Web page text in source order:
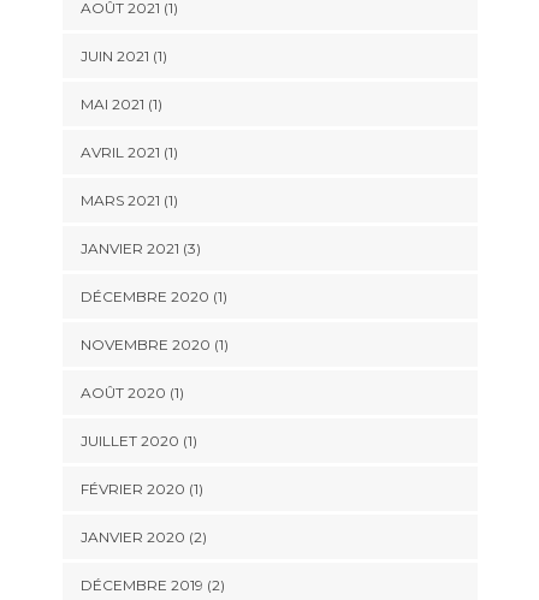
AOÛT 2021 (1)
JUIN 2021 (1)
MAI 2021 (1)
AVRIL 2021 (1)
MARS 2021 (1)
JANVIER 2021 (3)
DÉCEMBRE 2020 (1)
NOVEMBRE 2020 (1)
AOÛT 2020 (1)
JUILLET 2020 (1)
FÉVRIER 2020 (1)
JANVIER 2020 (2)
DÉCEMBRE 2019 (2)